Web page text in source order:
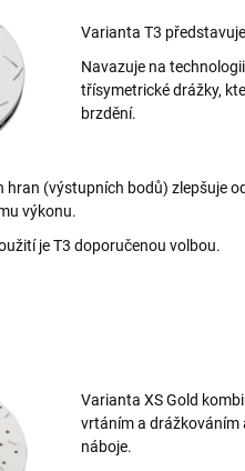
Varianta T3
Navazuje na
třísymetrické drážky,
brzdění.
(výstupních bodů) zlepšuje
výkonu.
je T3 doporučenou volbou.
Varianta XS Gold
vrtáním a drážkováním
náboje.